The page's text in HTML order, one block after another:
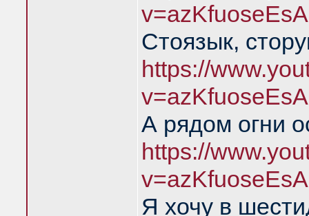
Стоязык,
https://
А рядом огни
https://
Я хочу в